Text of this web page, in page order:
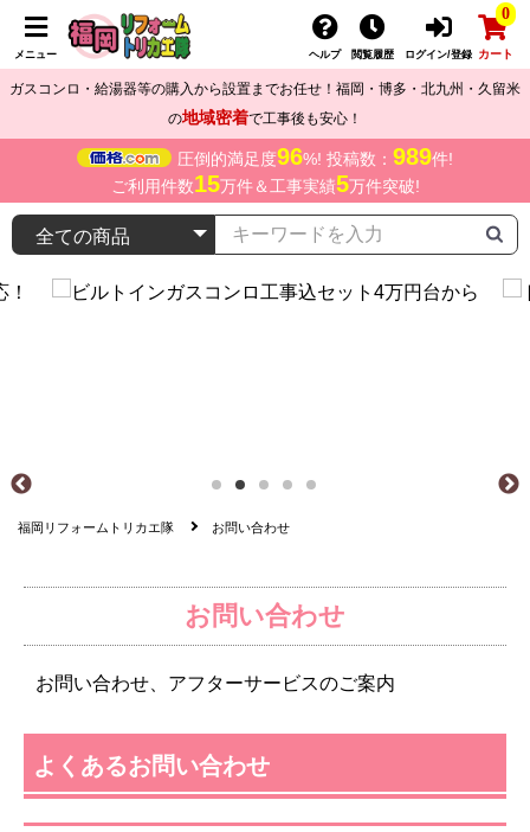
メニュー ヘルプ 閲覧履歴 ログイン/登録
0
カート
ガスコンロ・給湯器等の購入から設置までお任せ！福岡・博多・北九州・久留米
の地域密着で工事後も安心！
圧倒的満足度96%! 投稿数： 989件!
ご利用件数15万件＆工事実績5万件突破!
福岡リフォームトリカエ隊 お問い合わせ
お問い合わせ
お問い合わせ、アフターサービスのご案内
よくあるお問い合わせ